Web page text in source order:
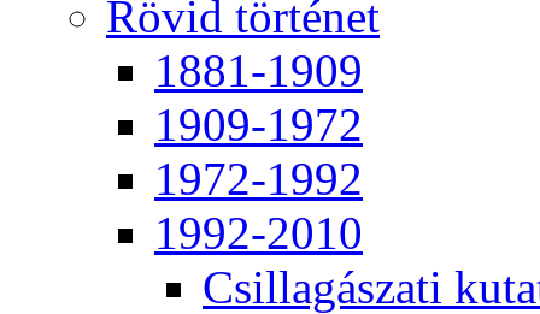
Rö­vid tör­té­net
1881-1909
1909-1972
1972-1992
1992-2010
Csil­la­gá­sza­ti